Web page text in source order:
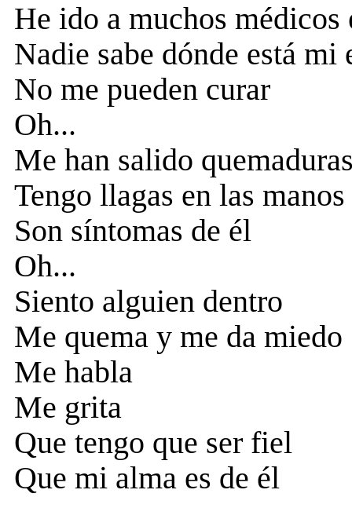
He ido a muchos médicos
Nadie sabe dónde está mi
No me pueden curar
Oh...
Me han salido
Tengo llagas en las
Son síntomas de él
Oh...
Siento alguien dentro
Me quema y me da miedo
Me habla
Me grita
Que tengo que ser fiel
Que mi alma es de él